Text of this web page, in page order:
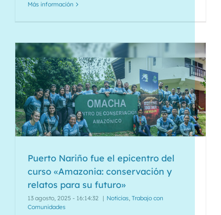
Más información
Puerto Nariño fue el epicentro del
curso «Amazonia: conservación y
relatos para su futuro»
13 agosto, 2025 - 16:14:32 | Noticias, Trabajo con
Comunidades